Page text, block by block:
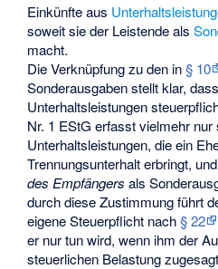
Einkünfte aus
soweit sie der Leistende als
macht.
Die Verknüpfung zu den in§ 10
Sonderausgaben stellt klar,
Unterhaltsleistungen
Nr. 1 EStG erfasst vielmehr nur
Unterhaltsleistungen, die ein
Trennungsunterhalt erbringt,
des Empfängers als
durch diese Zustimmung führt
eigene Steuerpflicht nach§ 22
er nur tun wird, wenn ihm der
steuerlichen Belastung